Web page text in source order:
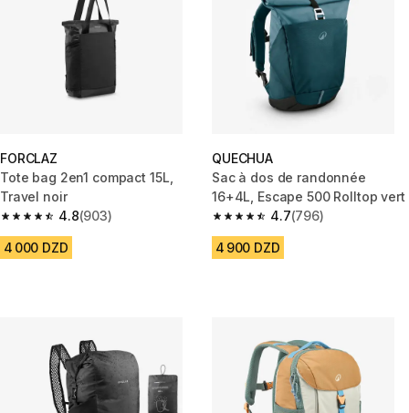
FORCLAZ
Tote bag 2en1 compact 15L,
Travel noir
4.8
4.8 out of 5 stars from 903 reviews
(903)
4 000 DZD
QUECHUA
Sac à dos de randonnée
16+4L, Escape 500 Rolltop vert
4.7
4.7 out of 5 stars from 796
(796)
4 900 DZD